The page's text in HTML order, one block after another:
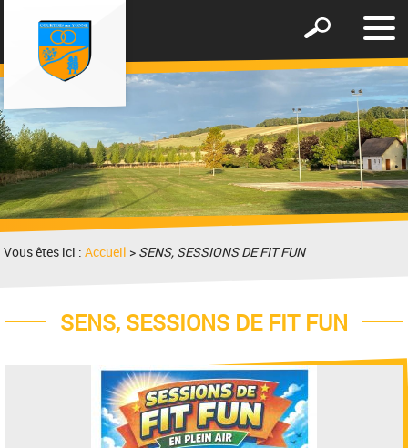
le
Afficher
formulaire
recherche
Vous êtes ici :Accueil > SENS, SESSIONS DE FIT FUN
SENS, SESSIONS DE FIT FUN